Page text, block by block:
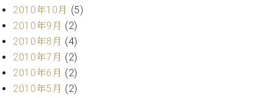
2010年10月 (5)
2010年9月 (2)
2010年8月 (4)
2010年7月 (2)
2010年6月 (2)
2010年5月 (2)